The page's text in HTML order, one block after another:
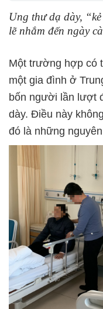
Ung thư dạ dày,
lẽ nhắm đến ngày
Một trường hợp có
một gia đình ở
bốn người lần lượt
dày. Điều này
đó là những